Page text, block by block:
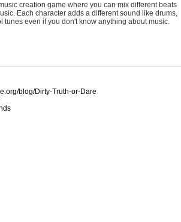
creation game where you can mix different beats
Each character adds a different sound like drums,
tunes even if you don't know anything about music.
blog/Dirty-Truth-or-Dare